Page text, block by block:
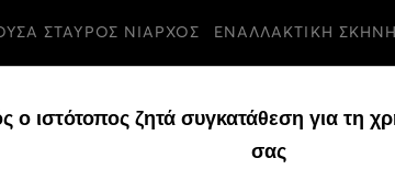
ΣΤΑΥΡΟΣ ΝΙΑΡΧΟΣ ΕΝΑΛΛΑΚΤΙΚΗ ΣΚΗΝΗ